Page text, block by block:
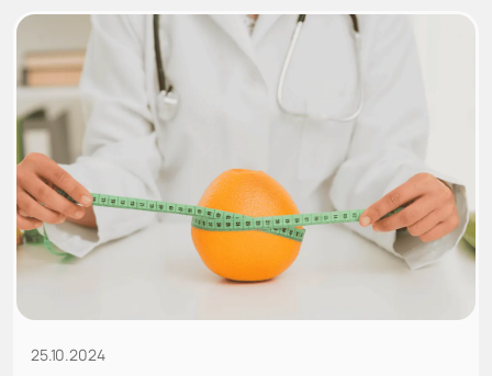
25.10.2024